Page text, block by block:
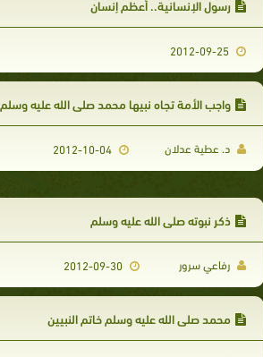
رسول الإنسانية.. أعظم إنسان
2012-09-25
واجب الأمة تجاه نبيها محمد صلى الله عليه وسلم
د. عطية عدلان
ذكر نبوته صلى الله عليه وسلم
رفاعي سرور
محمد صلى الله عليه وسلم خاتم النبيين